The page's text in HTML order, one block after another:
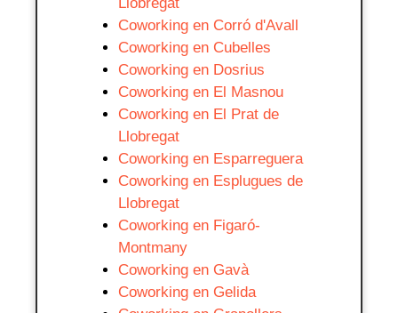
Coworking en Corró d'Avall
Coworking en Cubelles
Coworking en Dosrius
Coworking en El Masnou
Coworking en El Prat de
Llobregat
Coworking en Esparreguera
Coworking en Esplugues de
Llobregat
Coworking en Figaró-
Montmany
Coworking en Gavà
Coworking en Gelida